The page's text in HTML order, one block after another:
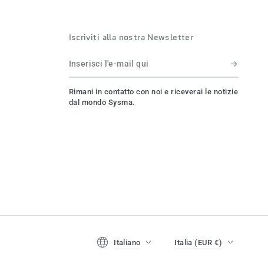
Iscriviti alla nostra Newsletter
Inserisci
l'e-
mail
Rimani in contatto con noi e riceverai le notizie
dal mondo Sysma.
Lingua
Italiano Italia (EUR €)